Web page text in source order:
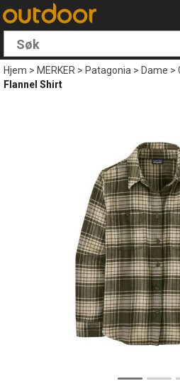
Hjem>MERKER>Patagonia>Dame>
Flannel Shirt